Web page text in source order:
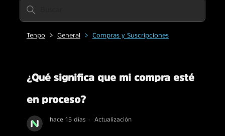
Tenpo General Compras y Suscripciones
¿Qué significa que mi compra esté
en proceso?
hace 15 días Actualización